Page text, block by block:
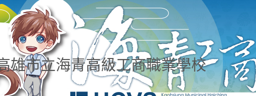
雄市立海青高級工商職業學校